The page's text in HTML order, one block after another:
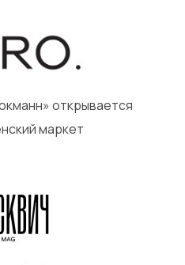
открывается
маркет